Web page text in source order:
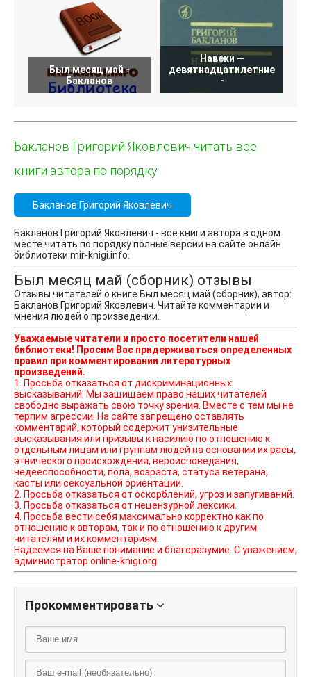
Был месяц май -
Бакланов
Навеки —
девятнадцатилетние
-
Бакланов Григорий Яковлевич читать все
книги автора по порядку
Бакланов Григорий Яковлевич
Бакланов Григорий Яковлевич - все книги автора в одном
месте читать по порядку полные версии на сайте онлайн
библиотеки mir-knigi.info.
Был месяц май (сборник) отзывы
Отзывы читателей о книге Был месяц май (сборник), автор:
Бакланов Григорий Яковлевич. Читайте комментарии и
мнения людей о произведении.
Уважаемые читатели и просто посетители нашей
библиотеки! Просим Вас придерживаться определенных
правил при комментировании литературных
произведений.
1. Просьба отказаться от дискриминационных
высказываний. Мы защищаем право наших читателей
свободно выражать свою точку зрения. Вместе с тем мы не
терпим агрессии. На сайте запрещено оставлять
комментарий, который содержит унизительные
высказывания или призывы к насилию по отношению к
отдельным лицам или группам людей на основании их расы,
этнического происхождения, вероисповедания,
недееспособности, пола, возраста, статуса ветерана,
касты или сексуальной ориентации.
2. Просьба отказаться от оскорблений, угроз и запугиваний.
3. Просьба отказаться от нецензурной лексики.
4. Просьба вести себя максимально корректно как по
отношению к авторам, так и по отношению к другим
читателям и их комментариям.
Надеемся на Ваше понимание и благоразумие. С уважением,
администратор online-knigi.org
Прокомментировать